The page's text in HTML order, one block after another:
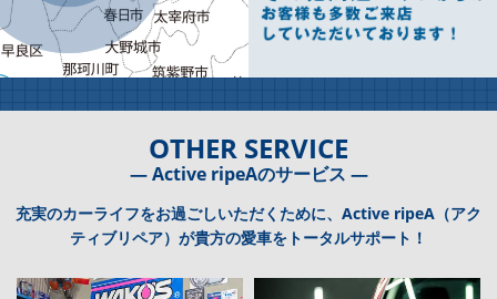
OTHER SERVICE
― Active ripeAのサービス ―
充実のカーライフをお過ごしいただくために、Active ripeA（アク
ティブリペア）が貴方の愛車をトータルサポート！